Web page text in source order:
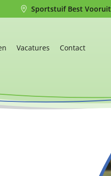
Sportstuif Best Vooruit
Vacatures Contact